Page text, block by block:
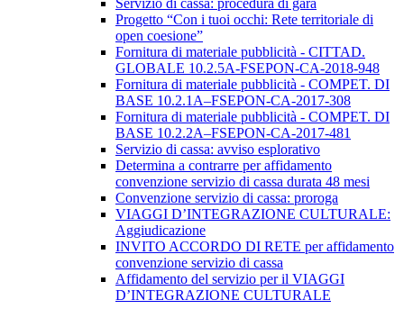
Servizio di cassa: procedura di gara
Progetto “Con i tuoi occhi: Rete territoriale di
open coesione”
Fornitura di materiale pubblicità - CITTAD.
GLOBALE 10.2.5A-FSEPON-CA-2018-948
Fornitura di materiale pubblicità - COMPET. DI
BASE 10.2.1A–FSEPON-CA-2017-308
Fornitura di materiale pubblicità - COMPET. DI
BASE 10.2.2A–FSEPON-CA-2017-481
Servizio di cassa: avviso esplorativo
Determina a contrarre per affidamento
convenzione servizio di cassa durata 48 mesi
Convenzione servizio di cassa: proroga
VIAGGI D’INTEGRAZIONE CULTURALE:
Aggiudicazione
INVITO ACCORDO DI RETE per affidamento
convenzione servizio di cassa
Affidamento del servizio per il VIAGGI
D’INTEGRAZIONE CULTURALE